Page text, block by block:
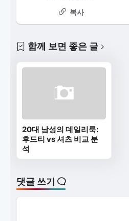
복사
함께 보면 좋은 글
20대 남성의 데일리룩:
후드티 vs 셔츠 비교 분
석
댓글 쓰기